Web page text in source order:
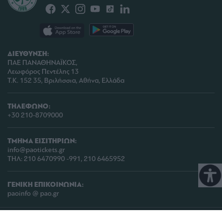
ΔΙΕΥΘΥΝΣΗ:
ΠΑΕ ΠΑΝΑΘΗΝΑΪΚΟΣ,
Λεωφόρος Πεντέλης 13
Τ.Κ. 152 35, Βριλήσσια, Αθήνα, Ελλάδα
ΤΗΛΕΦΩΝΟ:
+30 210-8709000
ΤΜΗΜΑ ΕΙΣΙΤΗΡΙΩΝ:
info@paotickets.gr
ΤΗΛ: 210 6470990 -991, 210 6465952
ΓΕΝΙΚΗ ΕΠΙΚΟΙΝΩΝΙΑ:
paoinfo @ pao.gr